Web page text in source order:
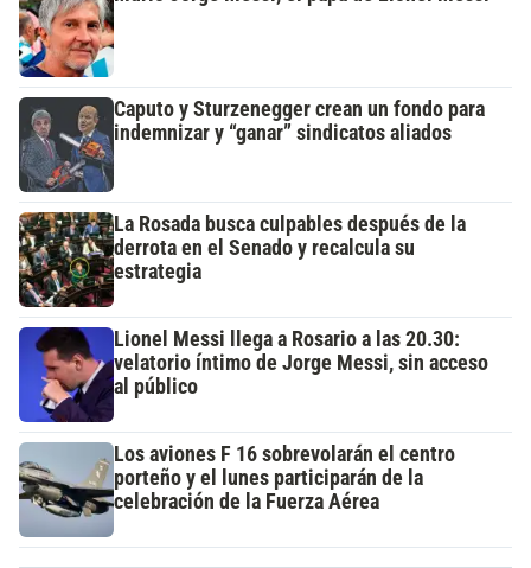
Caputo y Sturzenegger crean un fondo para
indemnizar y “ganar” sindicatos aliados
La Rosada busca culpables después de la
derrota en el Senado y recalcula su
estrategia
Lionel Messi llega a Rosario a las 20.30:
velatorio íntimo de Jorge Messi, sin acceso
al público
Los aviones F 16 sobrevolarán el centro
porteño y el lunes participarán de la
celebración de la Fuerza Aérea